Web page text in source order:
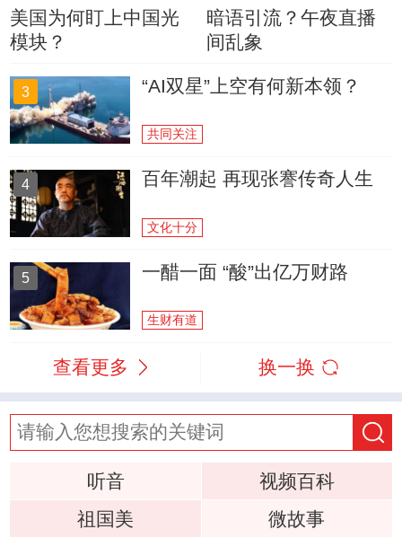
美国为何盯上中国光
模块？
暗语引流？午夜直播
间乱象
3 “AI双星”上空有何新本领？
共同关注
4 百年潮起 再现张謇传奇人生
文化十分
5 一醋一面 “酸”出亿万财路
生财有道
查看更多 换一换
听音
视频百科
祖国美
微故事